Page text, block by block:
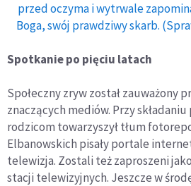
przed oczyma i wytrwale
Boga, swój prawdziwy skarb.
Spotkanie po pięciu latach
Społeczny zryw został zauważony
znaczących mediów. Przy
rodzicom towarzyszył tłum
Elbanowskich pisały portale
telewizja. Zostali też zaproszeni
stacji telewizyjnych. Jeszcze w